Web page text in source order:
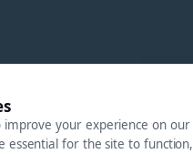
improve your experience on our
essential for the site to function,